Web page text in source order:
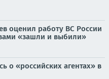
оценил работу ВС России
«зашли и выбили»
о «российских агентах» в